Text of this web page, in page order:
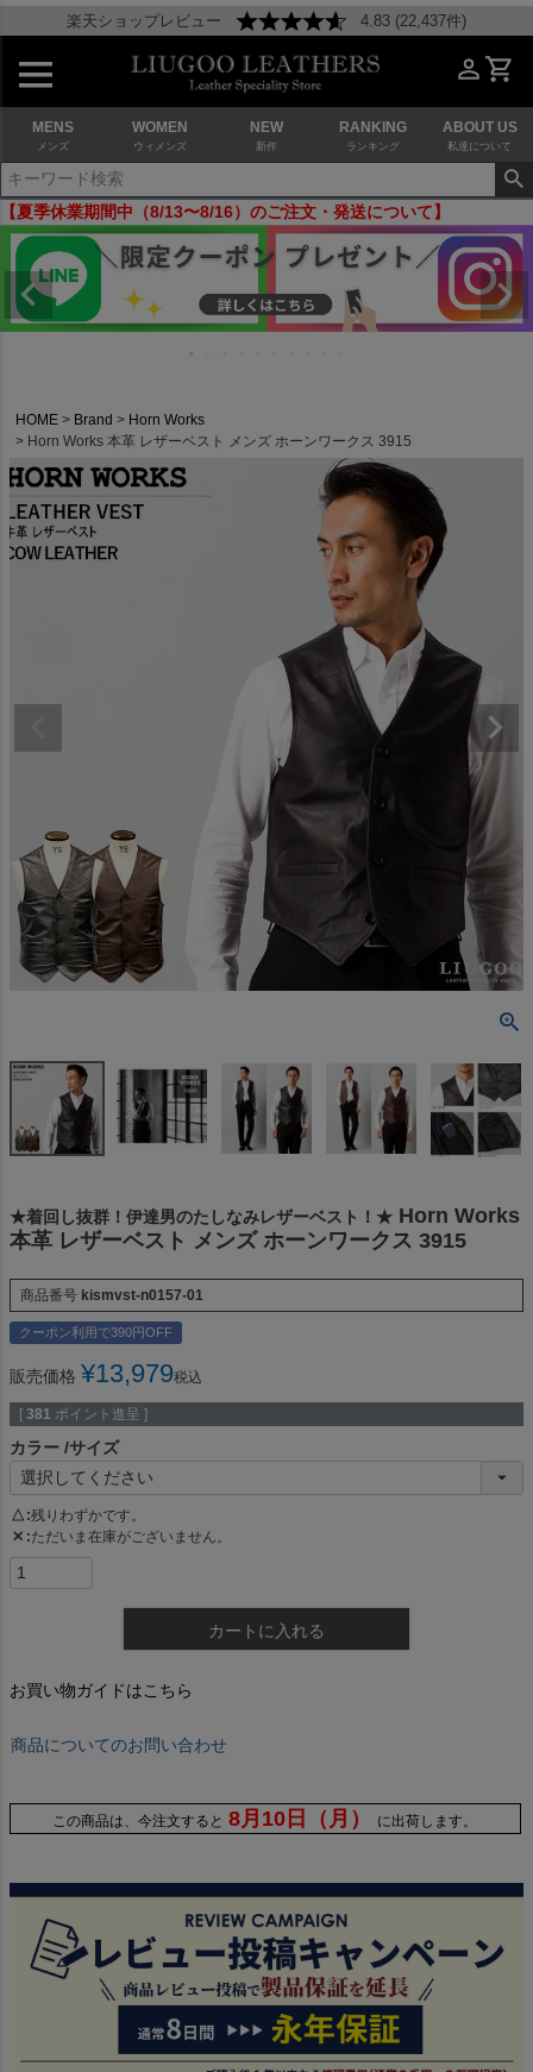
楽天ショップレビュー 4.83 (22,437件)
MENS
メンズ
WOMEN
ウィメンズ
NEW
新作
RANKING
ランキング
ABOUT US
私達について
【夏季休業期間中（8/13〜8/16）のご注文・発送について】
HOME Brand
Horn Works
Horn Works 本革 レザーベスト メンズ ホーンワークス 3915
★着回し抜群！伊達男のたしなみレザーベスト！★ Horn Works
本革 レザーベスト メンズ ホーンワークス 3915
商品番号 kismvst-n0157-01
クーポン利用で390円OFF
販売価格 ¥13,979税込
[ 381 ポイント進呈 ]
カラー サイズ
△ 残りわずかです。
✕ ただいま在庫がございません。
カートに入れる
お買い物ガイドはこちら
商品についてのお問い合わせ